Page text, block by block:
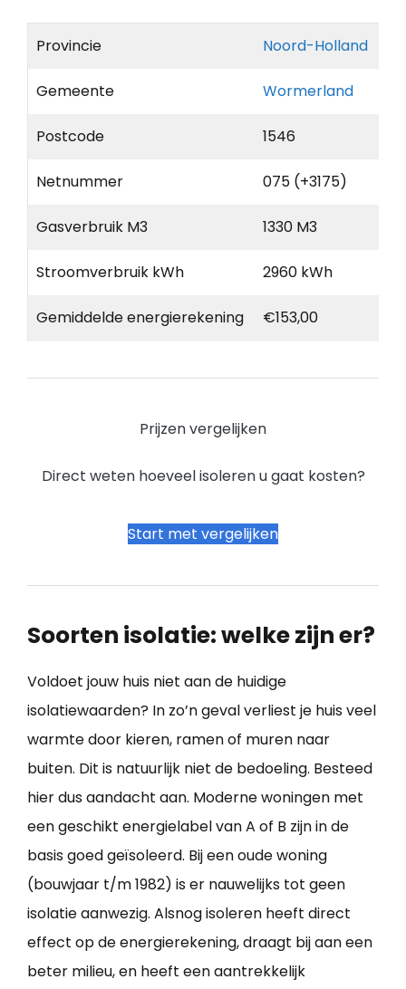
Provincie Noord-Holland
Gemeente Wormerland
Postcode 1546
Netnummer 075 (+3175)
Gasverbruik M3 1330 M3
Stroomverbruik kWh 2960 kWh
Gemiddelde energierekening €153,00
Prijzen vergelijken
Direct weten hoeveel isoleren u gaat kosten?
Start met vergelijken
Soorten isolatie: welke zijn er?
Voldoet jouw huis niet aan de huidige
isolatiewaarden? In zo’n geval verliest je huis veel
warmte door kieren, ramen of muren naar
buiten. Dit is natuurlijk niet de bedoeling. Besteed
hier dus aandacht aan. Moderne woningen met
een geschikt energielabel van A of B zijn in de
basis goed geïsoleerd. Bij een oude woning
(bouwjaar t/m 1982) is er nauwelijks tot geen
isolatie aanwezig. Alsnog isoleren heeft direct
effect op de energierekening, draagt bij aan een
beter milieu, en heeft een aantrekkelijk